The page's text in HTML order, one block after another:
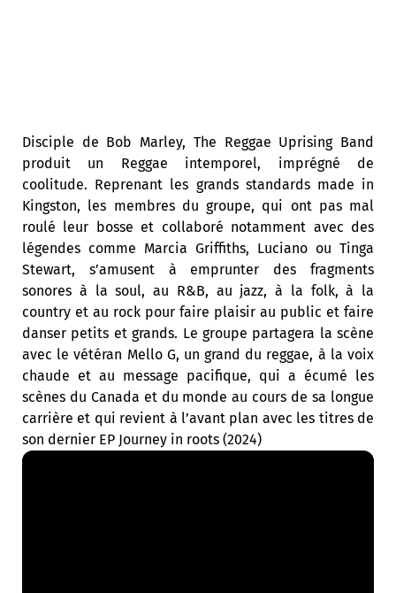
Disciple de Bob Marley, The Reggae Uprising Band
produit un Reggae intemporel, imprégné de
coolitude. Reprenant les grands standards made in
Kingston, les membres du groupe, qui ont pas mal
roulé leur bosse et collaboré notamment avec des
légendes comme Marcia Griffiths, Luciano ou Tinga
Stewart, s’amusent à emprunter des fragments
sonores à la soul, au R&B, au jazz, à la folk, à la
country et au rock pour faire plaisir au public et faire
danser petits et grands. Le groupe partagera la scène
avec le vétéran Mello G, un grand du reggae, à la voix
chaude et au message pacifique, qui a écumé les
scènes du Canada et du monde au cours de sa longue
carrière et qui revient à l’avant plan avec les titres de
son dernier EP Journey in roots (2024)